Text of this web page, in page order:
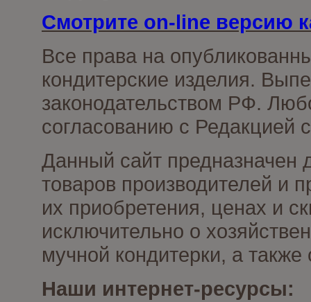
Смотрите on-line версию
Все права на
кондитерские изделия.
законодательством РФ.
согласованию с Редакцией
Данный сайт предназначен
товаров производителей и
их приобретения, ценах и
исключительно о
мучной кондитерки, а
Наши интернет-ресурсы: